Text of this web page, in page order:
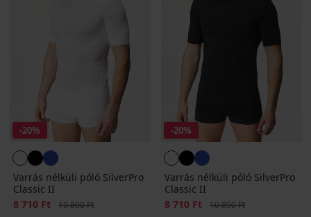
-20%
Varrás nélküli póló SilverPro
Classic II
Kedvezmény
8 710 Ft Eredeti ár
10 890 Ft
-20%
Varrás nélküli póló SilverPro
Classic II
Kedvezmény
8 710 Ft Eredeti ár
10 890 Ft